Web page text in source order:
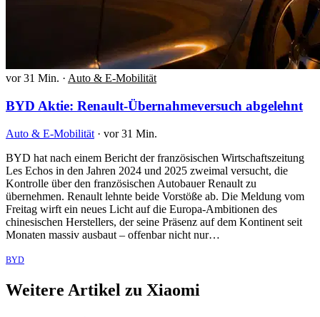
vor 31 Min. · Auto & E-Mobilität
BYD Aktie: Renault-Übernahmeversuch abgelehnt
Auto & E-Mobilität · vor 31 Min.
BYD hat nach einem Bericht der französischen Wirtschaftszeitung
Les Echos in den Jahren 2024 und 2025 zweimal versucht, die
Kontrolle über den französischen Autobauer Renault zu
übernehmen. Renault lehnte beide Vorstöße ab. Die Meldung vom
Freitag wirft ein neues Licht auf die Europa-Ambitionen des
chinesischen Herstellers, der seine Präsenz auf dem Kontinent seit
Monaten massiv ausbaut – offenbar nicht nur…
BYD
Weitere Artikel zu Xiaomi